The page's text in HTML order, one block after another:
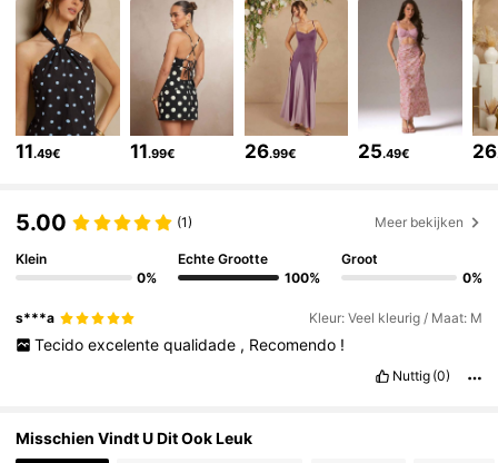
4.77 384K Volgers
4.77 384K Volgers
4.77 384K Volgers
4.77 384K Volgers
11.49€ 11.99€ 26.99€ 25.49€ 26
5.00 (1) Meer bekijken
Klein
0%
Echte Grootte
100%
Groot
0%
s***a Kleur: Veel kleurig / Maat: M
Tecido excelente qualidade , Recomendo !
Nuttig (0)
Misschien Vindt U Dit Ook Leuk